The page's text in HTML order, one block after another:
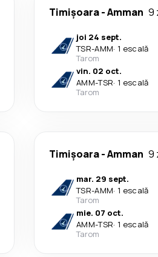
Timișoara-Amman 9
joi 24 sept.
TSR-AMM· 1 escală
Tarom
vin. 02 oct.
AMM-TSR· 1 escală
Tarom
Timișoara-Amman 9
mar. 29 sept.
TSR-AMM· 1 escală
Tarom
mie. 07 oct.
AMM-TSR· 1 escală
Tarom